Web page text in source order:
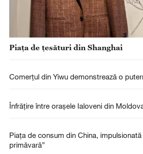
Piața de țesături din Shanghai
Comerțul din Yiwu demonstrează o
Înfrățire între orașele Ialoveni din
Piața de consum din China,
primăvară”